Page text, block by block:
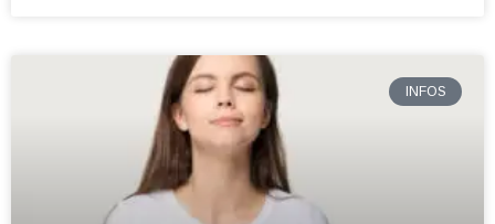
INFOS